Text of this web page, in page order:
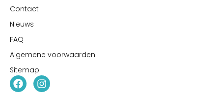
Contact
Nieuws
FAQ
Algemene voorwaarden
Sitemap